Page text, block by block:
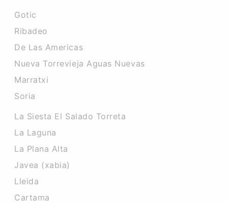
Gotic
Ribadeo
De Las Americas
Nueva Torrevieja Aguas Nuevas
Marratxi
Soria
La Siesta El Salado Torreta
La Laguna
La Plana Alta
Javea (xabia)
Lleida
Cartama